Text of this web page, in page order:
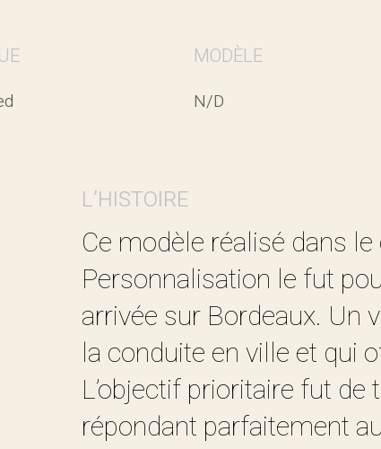
MODÈLE
N/D
L’HISTOIRE
Ce modèle réalisé dans
Personnalisation le fut
arrivée sur Bordeaux. Un
la conduite en ville et qui
L’objectif prioritaire fut
répondant parfaitement